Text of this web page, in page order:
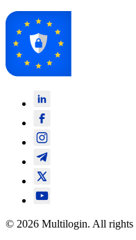
© 2026 Multilogin. All rights